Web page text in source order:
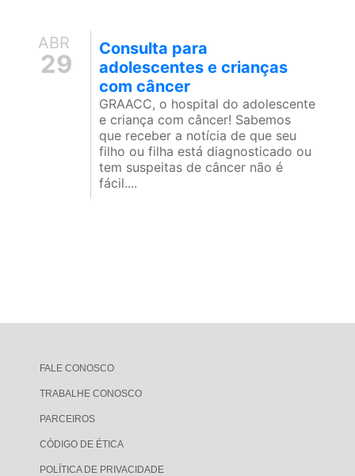
ABR
29
Consulta para
adolescentes e crianças
com câncer
GRAACC, o hospital do adolescente
e criança com câncer! Sabemos
que receber a notícia de que seu
filho ou filha está diagnosticado ou
tem suspeitas de câncer não é
fácil....
FALE CONOSCO
TRABALHE CONOSCO
PARCEIROS
CÓDIGO DE ÉTICA
POLÍTICA DE PRIVACIDADE